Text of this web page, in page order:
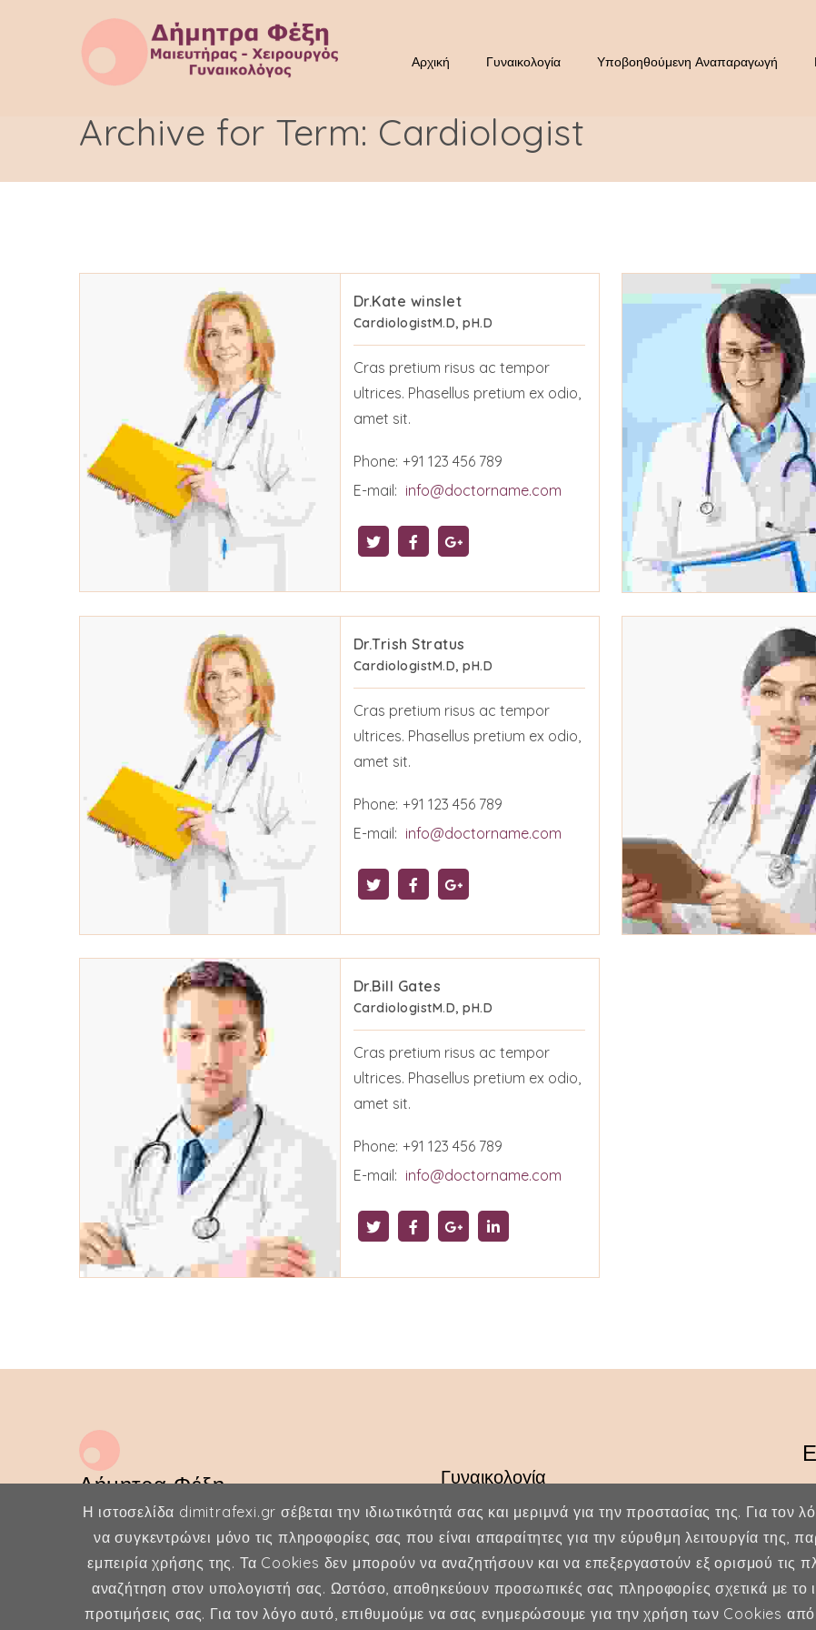
Αρχική Γυναικολογία Υποβοηθούμενη Αναπαραγωγή
Archive for Term: Cardiologist
Dr.Kate winslet
CardiologistM.D, pH.D
Cras pretium risus ac tempor
ultrices. Phasellus pretium ex odio,
amet sit.
Phone: +91 123 456 789
E-mail: info@doctorname.com
Dr.Trish Stratus
CardiologistM.D, pH.D
Cras pretium risus ac tempor
ultrices. Phasellus pretium ex odio,
amet sit.
Phone: +91 123 456 789
E-mail: info@doctorname.com
Dr.Bill Gates
CardiologistM.D, pH.D
Cras pretium risus ac tempor
ultrices. Phasellus pretium ex odio,
amet sit.
Phone: +91 123 456 789
E-mail: info@doctorname.com
Δήμητρα Φέξη
Μαιευτήρας - Χειρουργός
Γυναικολόγος
Μέλος ESHRE, ISA, FMH
Γυναικολογία
Υποβοηθούμενη Αναπαραγωγή
Μαιευτική
Η ιστοσελίδα dimitrafexi.gr σέβεται την ιδιωτικότητά σας και μεριμνά για την προστασίας της. Για τον
να συγκεντρώνει μόνο τις πληροφορίες σας που είναι απαραίτητες για την εύρυθμη λειτουργία της,
εμπειρία χρήσης της. Τα Cookies δεν μπορούν να αναζητήσουν και να επεξεργαστούν εξ ορισμού τις
αναζήτηση στον υπολογιστή σας. Ωστόσο, αποθηκεύουν προσωπικές σας πληροφορίες σχετικά με το
προτιμήσεις σας. Για τον λόγο αυτό, επιθυμούμε να σας ενημερώσουμε για την χρήση των Cookies από